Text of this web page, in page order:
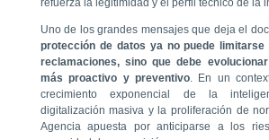
Uno de los grandes mensajes que deja el
protección de datos ya no puede
reclamaciones, sino que debe
más proactivo y preventivo. En un
crecimiento exponencial de la
digitalización masiva y la proliferación de
Agencia apuesta por anticiparse a los